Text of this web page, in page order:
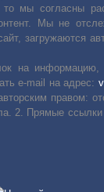
мы согласны
Мы не
загружаются
на
е-mail на адрес:
правом:
2. Прямые